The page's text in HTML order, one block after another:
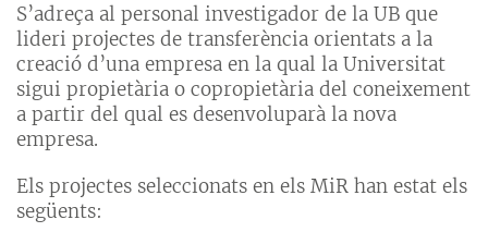
S’adreça al personal investigador de la UB que
lideri projectes de transferència orientats a la
creació d’una empresa en la qual la Universitat
sigui propietària o copropietària del coneixement
a partir del qual es desenvoluparà la nova
empresa.
Els projectes seleccionats en els MiR han estat els
següents: